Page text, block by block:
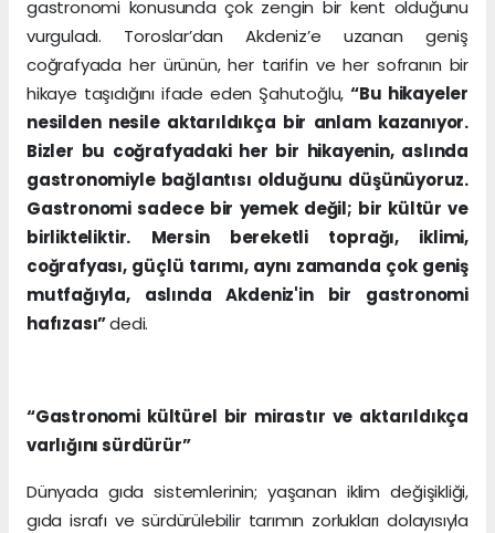
gastronomi konusunda çok zengin bir kent olduğunu
vurguladı. Toroslar’dan Akdeniz’e uzanan geniş
coğrafyada her ürünün, her tarifin ve her sofranın bir
hikaye taşıdığını ifade eden Şahutoğlu,“Bu hikayeler
nesilden nesile aktarıldıkça bir anlam kazanıyor.
Bizler bu coğrafyadaki her bir hikayenin, aslında
gastronomiyle bağlantısı olduğunu düşünüyoruz.
Gastronomi sadece bir yemek değil; bir kültür ve
birlikteliktir. Mersin bereketli toprağı, iklimi,
coğrafyası, güçlü tarımı, aynı zamanda çok geniş
mutfağıyla, aslında Akdeniz'in bir gastronomi
hafızası”dedi.
“Gastronomi kültürel bir mirastır ve aktarıldıkça
varlığını sürdürür”
Dünyada gıda sistemlerinin; yaşanan iklim değişikliği,
gıda israfı ve sürdürülebilir tarımın zorlukları dolayısıyla